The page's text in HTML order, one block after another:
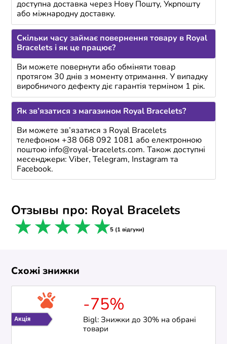
доступна доставка через Нову Пошту, Укрпошту
або міжнародну доставку.
Скільки часу займає повернення товару в Royal
Bracelets і як це працює?
Ви можете повернути або обміняти товар
протягом 30 днів з моменту отримання. У випадку
виробничого дефекту діє гарантія терміном 1 рік.
Як зв’язатися з магазином Royal Bracelets?
Ви можете зв’язатися з Royal Bracelets
телефоном +38 068 092 1081 або електронною
поштою info@royal-bracelets.com. Також доступні
месенджери: Viber, Telegram, Instagram та
Facebook.
Отзывы про: Royal Bracelets
5 stars
4 stars
3 stars
2 stars
1 star 5 (1 відгуки)
Схожі знижки
-75%
Bigl: Знижки до 30% на обрані
товари